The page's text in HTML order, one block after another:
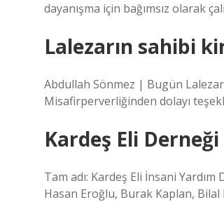
dayanışma için bağımsız olarak
Lalezarın sahibi
Abdullah Sönmez | Bugün
Misafirperverliğinden dolayı
Kardeş Eli
Tam adı: Kardeş Eli İnsani
Hasan Eroğlu, Burak Kaplan,